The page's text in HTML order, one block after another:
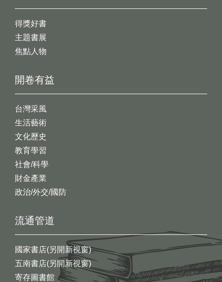
開卷有益
台灣采風
生活藝術
文化歷史
教育學習
社會/科學
財金產業
政治/外交/國防
得獎好書
主題書展
焦點人物
流通管道
國家書店(另開新視窗)
五南書店(另開新視窗)
寄存圖書館